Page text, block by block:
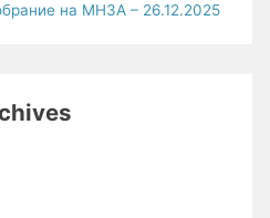
на МНЗА – 26.12.2025